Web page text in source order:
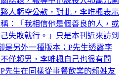
：「我相信他是個善良的人，或
失敗就行。」只是本刊近來訪到
是另外一種版本；P先生透露李
僅賴男，李唯楓自己也很有問
先生在同樣從事餐飲業的賴姓友
人聚會時，聊著對餐飲事業的想